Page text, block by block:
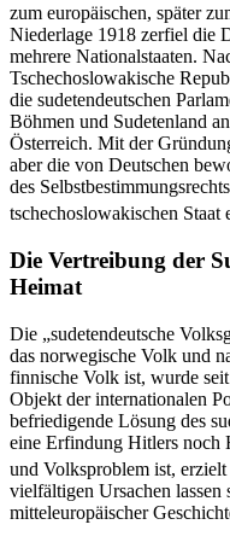
zum europäischen, später
Niederlage 1918 zerfiel die
mehrere Nationalstaaten.
Tschechoslowakische
die sudetendeutschen
Böhmen und Sudetenland
Österreich. Mit der
aber die von Deutschen
des
tschechoslowakischen Staat
Die Vertreibung der
Heimat
Die „sudetendeutsche
das norwegische Volk und
finnische Volk ist, wurde
Objekt der internationalen
befriedigende Lösung des
eine Erfindung Hitlers noch
und Volksproblem ist,
vielfältigen Ursachen lassen
mitteleuropäischer